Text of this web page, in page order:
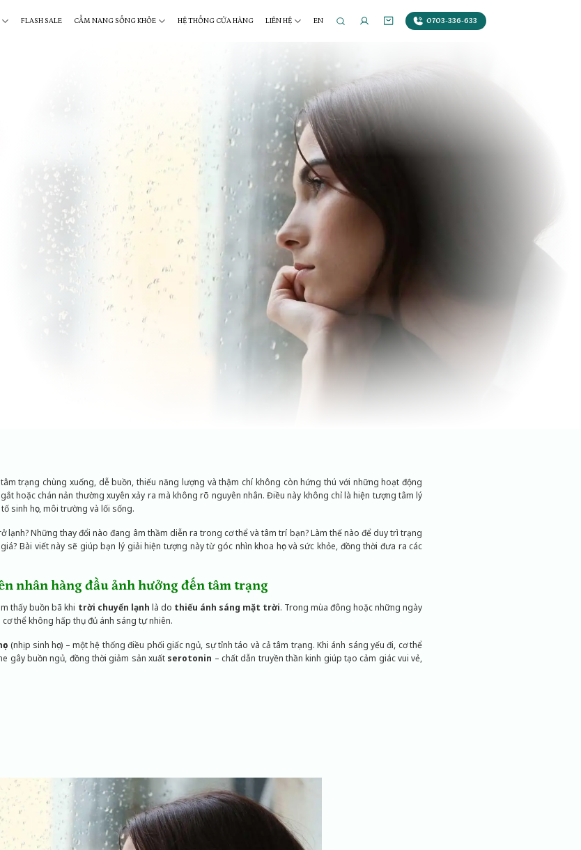
FLASH SALE CẨM NANG SỐNG KHỎE HỆ THỐNG CỬA HÀNG LIÊN HỆ EN 0703-336-633
trạng chùng xuống, dễ buồn, thiếu năng lượng và thậm chí không còn hứng thú với những hoạt động
hoặc chán nản thường xuyên xảy ra mà không rõ nguyên nhân. Điều này không chỉ là hiện tượng tâm lý
sinh học, môi trường và lối sống.
lạnh? Những thay đổi nào đang âm thầm diễn ra trong cơ thể và tâm trí bạn? Làm thế nào để duy trì trạng
Bài viết này sẽ giúp bạn lý giải hiện tượng này từ góc nhìn khoa học và sức khỏe, đồng thời đưa ra các
nhân hàng đầu ảnh hưởng đến tâm trạng
thấy buồn bã khi trời chuyển lạnh là do thiếu ánh sáng mặt trời. Trong mùa đông hoặc những ngày
thể không hấp thụ đủ ánh sáng tự nhiên.
(nhịp sinh học) – một hệ thống điều phối giấc ngủ, sự tỉnh táo và cả tâm trạng. Khi ánh sáng yếu đi, cơ thể
gây buồn ngủ, đồng thời giảm sản xuất serotonin – chất dẫn truyền thần kinh giúp tạo cảm giác vui vẻ,